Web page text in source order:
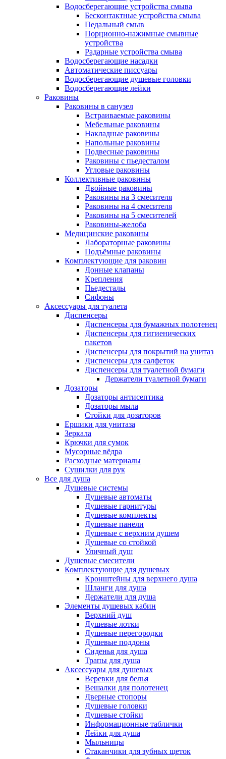
Водосберегающие устройства смыва
Бесконтактные устройства смыва
Педальный смыв
Порционно-нажимные смывные
устройства
Радарные устройства смыва
Водосберегающие насадки
Автоматические писсуары
Водосберегающие душевые головки
Водосберегающие лейки
Раковины
Раковины в санузел
Встраиваемые раковины
Мебельные раковины
Накладные раковины
Напольные раковины
Подвесные раковины
Раковины с пьедесталом
Угловые раковины
Коллективные раковины
Двойные раковины
Раковины на 3 смесителя
Раковины на 4 смесителя
Раковины на 5 смесителей
Раковины-желоба
Медицинские раковины
Лабораторные раковины
Подъёмные раковины
Комплектующие для раковин
Донные клапаны
Крепления
Пьедесталы
Сифоны
Аксессуары для туалета
Диспенсеры
Диспенсеры для бумажных полотенец
Диспенсеры для гигиенических
пакетов
Диспенсеры для покрытий на унитаз
Диспенсеры для салфеток
Диспенсеры для туалетной бумаги
Держатели туалетной бумаги
Дозаторы
Дозаторы антисептика
Дозаторы мыла
Стойки для дозаторов
Ершики для унитаза
Зеркала
Крючки для сумок
Мусорные вёдра
Расходные материалы
Сушилки для рук
Все для душа
Душевые системы
Душевые автоматы
Душевые гарнитуры
Душевые комплекты
Душевые панели
Душевые с верхним душем
Душевые со стойкой
Уличный душ
Душевые смесители
Комплектующие для душевых
Кронштейны для верхнего душа
Шланги для душа
Держатели для душа
Элементы душевых кабин
Верхний душ
Душевые лотки
Душевые перегородки
Душевые поддоны
Сиденья для душа
Трапы для душа
Аксессуары для душевых
Веревки для белья
Вешалки для полотенец
Дверные стопоры
Душевые головки
Душевые стойки
Информационные таблички
Лейки для душа
Мыльницы
Стаканчики для зубных щеток